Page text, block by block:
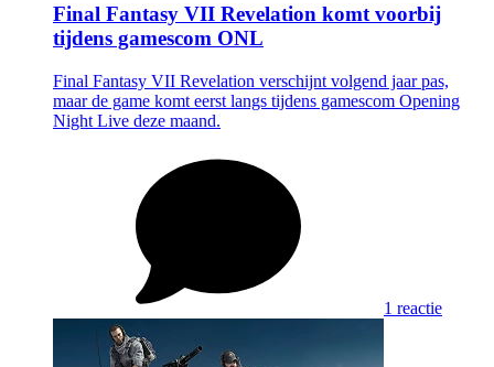
Final Fantasy VII Revelation komt voorbij
tijdens gamescom ONL
Final Fantasy VII Revelation verschijnt volgend jaar pas,
maar de game komt eerst langs tijdens gamescom Opening
Night Live deze maand.
1 reactie